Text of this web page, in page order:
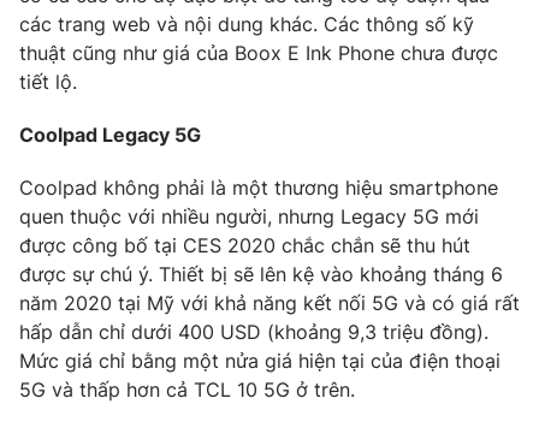
các trang web và nội dung khác. Các thông số kỹ
thuật cũng như giá của Boox E Ink Phone chưa được
tiết lộ.
Coolpad Legacy 5G
Coolpad không phải là một thương hiệu smartphone
quen thuộc với nhiều người, nhưng Legacy 5G mới
được công bố tại CES 2020 chắc chắn sẽ thu hút
được sự chú ý. Thiết bị sẽ lên kệ vào khoảng tháng 6
năm 2020 tại Mỹ với khả năng kết nối 5G và có giá rất
hấp dẫn chỉ dưới 400 USD (khoảng 9,3 triệu đồng).
Mức giá chỉ bằng một nửa giá hiện tại của điện thoại
5G và thấp hơn cả TCL 10 5G ở trên.